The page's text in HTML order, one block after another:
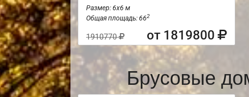
Размер: 6х6 м
Общая площадь: 662
1910770 от 1819800
Брусовые